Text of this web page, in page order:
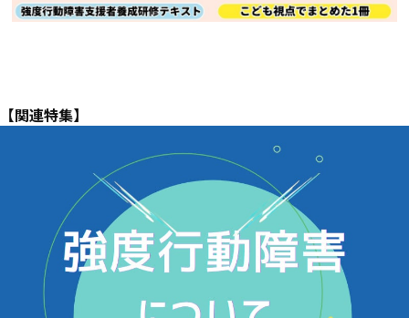
【関連特集】